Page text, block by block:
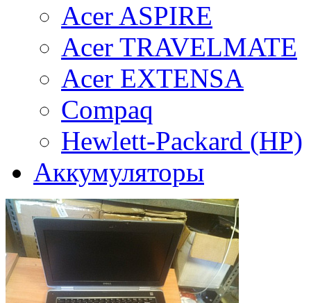
Acer ASPIRE
Acer TRAVELMATE
Acer EXTENSA
Compaq
Hewlett-Packard (HP)
Аккумуляторы